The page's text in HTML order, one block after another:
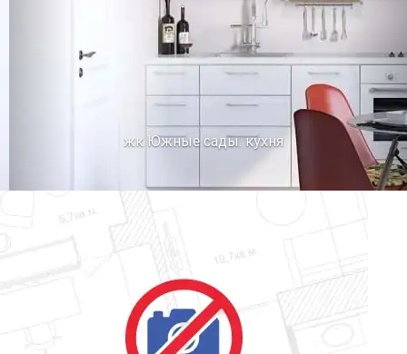
жк Южные сады. кухня